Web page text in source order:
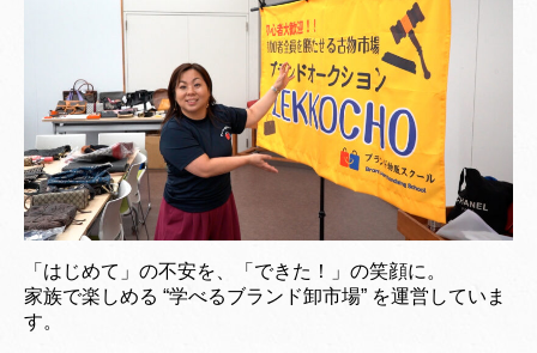
「はじめて」の不安を、「できた！」の笑顔に。
家族で楽しめる “学べるブランド卸市場” を運営していま
す。